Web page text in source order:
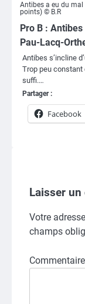
Antibes a eu du
points) © B.R
Pro B :
Pau-Lacq-
Antibes s’incline
Trop peu constant
suffi.…
Partager :
Facebook
Laisser
Votre
champs
Commentaire